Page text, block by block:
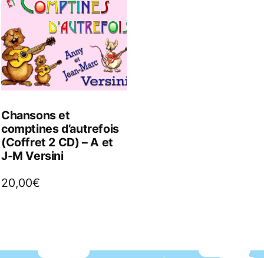
Chansons et
comptines d’autrefois
(Coffret 2 CD) – A et
J-M Versini
20,00€